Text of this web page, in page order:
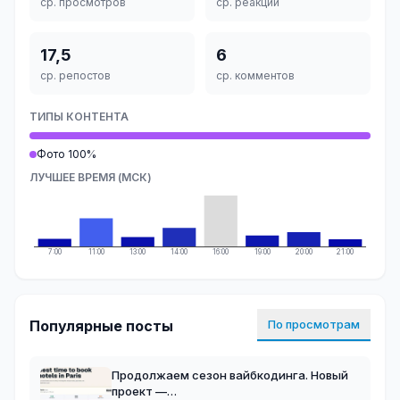
17,5
ср. репостов
6
ср. комментов
ТИПЫ КОНТЕНТА
Фото 100%
ЛУЧШЕЕ ВРЕМЯ (МСК)
7:00 11:00 13:00 14:00 16:00 19:00 20:00 21:00
Популярные посты По просмотрам
Продолжаем сезон вайбкодинга. Новый
проект —